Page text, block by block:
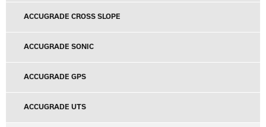
ACCUGRADE CROSS SLOPE
ACCUGRADE SONIC
ACCUGRADE GPS
ACCUGRADE UTS